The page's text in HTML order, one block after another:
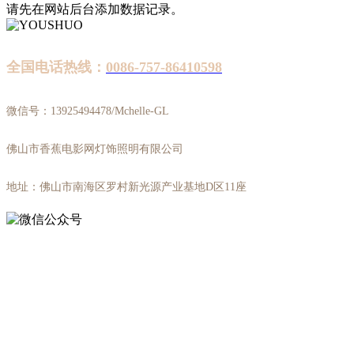
请先在网站后台添加数据记录。
全国电话热线： 0086-757-86410598
微信号：13925494478/Mchelle-GL
佛山市香蕉电影网灯饰照明有限公司
地址：佛山市南海区罗村新光源产业基地D区11座